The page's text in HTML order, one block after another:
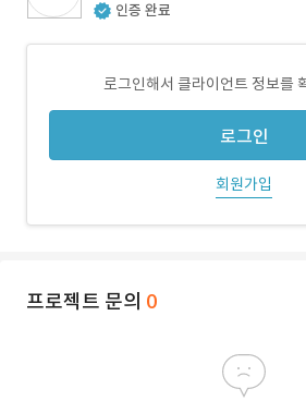
인증 완료
로그인해서 클라이언트 정보를
로그인
회원가입
프로젝트 문의 0